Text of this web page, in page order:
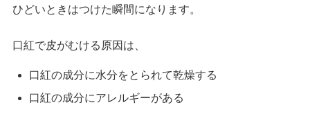
ひどいときはつけた瞬間になります。
口紅で皮がむける原因は、
口紅の成分に水分をとられて乾燥する
口紅の成分にアレルギーがある